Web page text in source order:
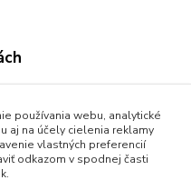
používania webu, analytické
aj na účely cielenia reklamy
vlastných preferencií
odkazom v spodnej časti